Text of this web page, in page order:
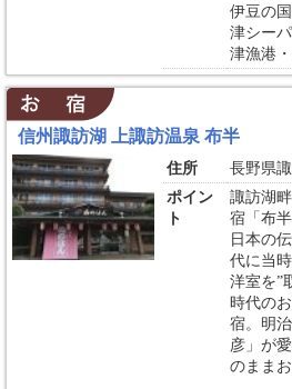
伊豆の
津シー
津漁港
信州諏訪湖 上諏訪温泉 布半
住所
長野県
ポイン
ト
諏訪湖
宿「布
日本の
代に当
洋室を”
時代の
宿。明
彦」が
のまま